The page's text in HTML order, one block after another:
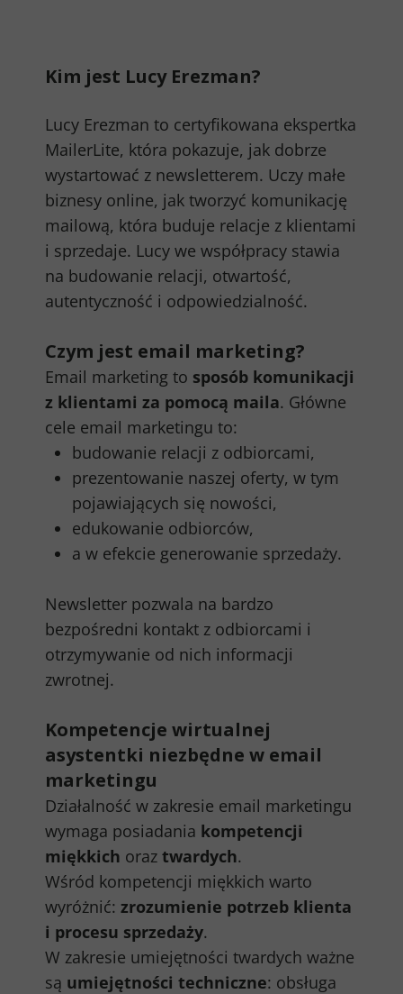
Kim jest Lucy Erezman?
Lucy Erezman to certyfikowana ekspertka
MailerLite, która pokazuje, jak dobrze
wystartować z newsletterem. Uczy małe
biznesy online, jak tworzyć komunikację
mailową, która buduje relacje z klientami
i sprzedaje. Lucy we współpracy stawia
na budowanie relacji, otwartość,
autentyczność i odpowiedzialność.
Czym jest email marketing?
Email marketing to sposób komunikacji
z klientami za pomocą maila. Główne
cele email marketingu to:
budowanie relacji z odbiorcami,
prezentowanie naszej oferty, w tym
pojawiających się nowości,
edukowanie odbiorców,
a w efekcie generowanie sprzedaży.
Newsletter pozwala na bardzo
bezpośredni kontakt z odbiorcami i
otrzymywanie od nich informacji
zwrotnej.
Kompetencje wirtualnej
asystentki niezbędne w email
marketingu
Działalność w zakresie email marketingu
wymaga posiadania kompetencji
miękkich oraz twardych.
Wśród kompetencji miękkich warto
wyróżnić: zrozumienie potrzeb klienta
i procesu sprzedaży.
W zakresie umiejętności twardych ważne
są umiejętności techniczne: obsługa